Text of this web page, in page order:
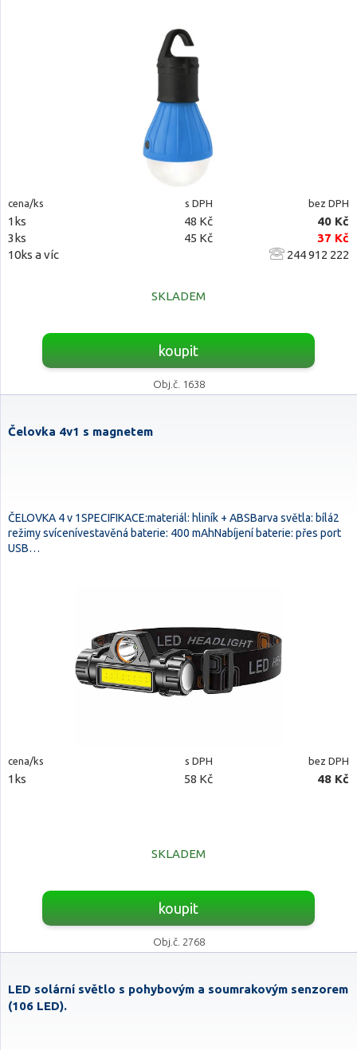
cena/ks s DPH bez DPH
1ks 48 Kč
40 Kč
3ks
45 Kč
37 Kč
10ks a víc
244 912 222
SKLADEM
koupit
Obj.č. 1638
Čelovka 4v1 s magnetem
ČELOVKA 4 v 1SPECIFIKACE:materiál: hliník + ABSBarva světla: bílá2
režimy svícenívestavěná baterie: 400 mAhNabíjení baterie: přes port
USB…
cena/ks s DPH bez DPH
1ks 58 Kč 48 Kč
SKLADEM
koupit
Obj.č. 2768
LED solární světlo s pohybovým a soumrakovým senzorem
(106 LED).